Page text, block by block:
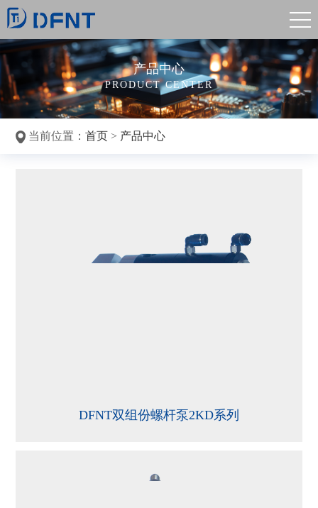
产品中心
PRODUCT CENTER
当前位置：首页 > 产品中心
DFNT双组份螺杆泵2KD系列